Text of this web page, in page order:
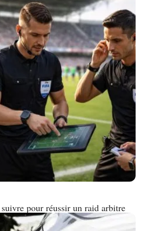
suivre pour réussir un raid arbitre